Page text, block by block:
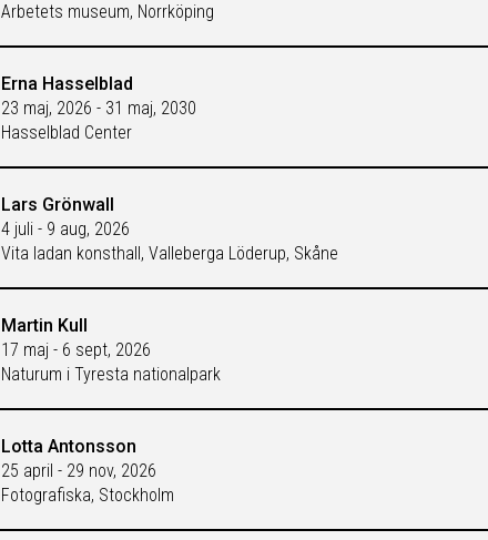
Arbetets museum, Norrköping
Erna Hasselblad
23 maj, 2026 - 31 maj, 2030
Hasselblad Center
Lars Grönwall
4 juli - 9 aug, 2026
Vita ladan konsthall, Valleberga Löderup, Skåne
Martin Kull
17 maj - 6 sept, 2026
Naturum i Tyresta nationalpark
Lotta Antonsson
25 april - 29 nov, 2026
Fotografiska, Stockholm